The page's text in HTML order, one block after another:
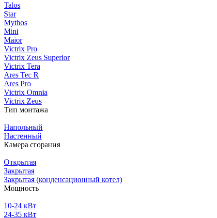
Talos
Star
Mythos
Mini
Maior
Victrix Pro
Victrix Zeus Superior
Victrix Tera
Ares Tec R
Ares Pro
Victrix Omnia
Victrix Zeus
Тип монтажа
Напольный
Настенный
Камера сгорания
Открытая
Закрытая
Закрытая (конденсационный котел)
Мощность
10-24 кВт
24-35 кВт